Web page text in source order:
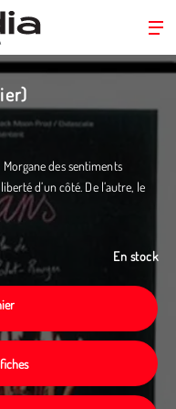
des sentiments
d’un côté. De l’autre, le
En stock